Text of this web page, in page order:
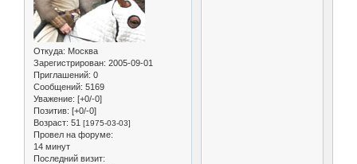
Откуда: Москва
Зарегистрирован: 2005-09-01
Приглашений: 0
Сообщений: 5169
Уважение: [+0/-0]
Позитив: [+0/-0]
Возраст: 51 [1975-03-03]
Провел на форуме:
14 минут
Последний визит: